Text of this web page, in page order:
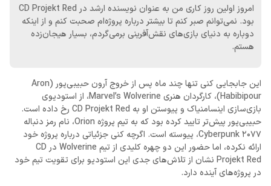
امروز اولین روز کاری من به عنوان نویسنده ارشد در CD Projekt Red
بود. نمی‌توانم صبر کنم تا بیشتر درباره پروژه‌ام صحبت کنم و از اینکه
دوباره به دنیای بازی‌های نقش‌آفرینی برمی‌گردم، بسیار هیجان‌زده
هستم.
این جابجایی کنی تنها چند ماه پس از خروج آرون حبیبی‌پور (Aron
Habibipour
)، کارگردان هنری Marvel’s Wolverine، از استودیوی
بازی‌سازی اینسامنیاک و پیوستن او به CD Projekt Red رخ داده است.
حبیبی‌پور پیش‌تر تایید کرده بود که به تیم پروژه Orion، نام رمز دنباله
Cyberpunk 2077، پیوسته است. اگرچه کنی جزئیاتی درباره پروژه خود
ارائه نکرده، اما حضور این دو چهره کلیدی از تیم Wolverine در CD
Projekt Red نشان از تلاش‌های جدی این استودیو برای تقویت تیم خود
در پروژه‌های آینده دارد.